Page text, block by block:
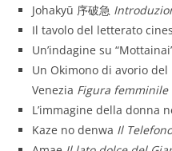
Johakyū 序破急
Il tavolo del letterato
Un’indagine su
Un Okimono di avorio
Venezia Figura femminile
L’immagine della donna
Kaze no denwa Il